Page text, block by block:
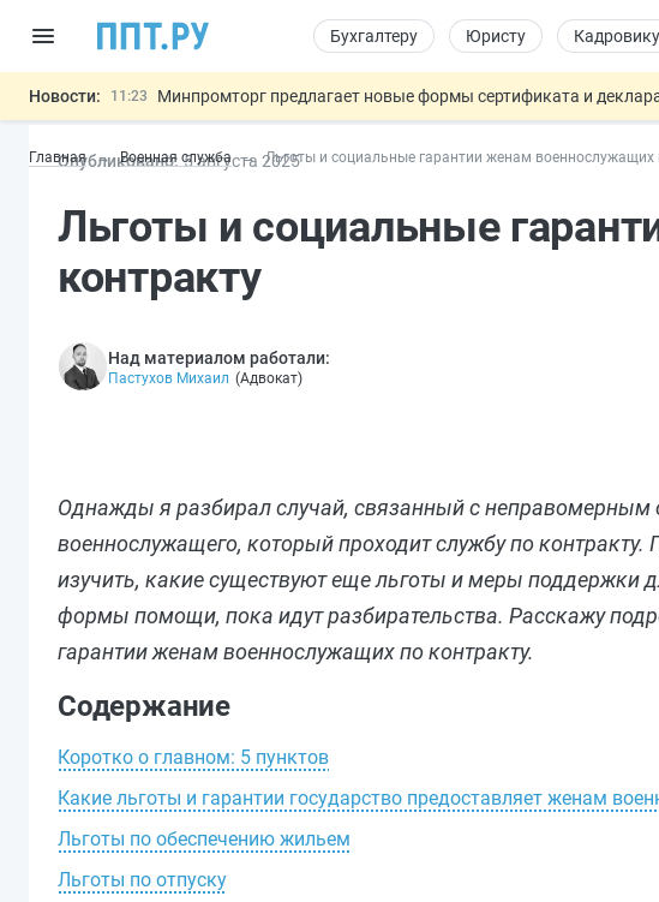
Бухгалтеру Юристу Кадровику
Новости: 11:23 Минпромторг предлагает новые формы сертификата и
00:01
6 августа: важные документы, вступающие в силу сегодня
05.08
Важно Подписан закон об упрощении госзакупок по 44-ФЗ
Главная Военная служба Льготы и социальные гарантии женам военнослужащих
Опубликовано: 5 августа 2025
Льготы и социальные
контракту
Над материалом работали:
Пастухов Михаил (Адвокат)
Однажды я разбирал случай, связанный с неправомерным
военнослужащего, который проходит службу по
изучить, какие существуют еще льготы и меры поддержки
формы помощи, пока идут разбирательства. Расскажу
гарантии женам военнослужащих по контракту.
Содержание
Коротко о главном: 5 пунктов
Какие льготы и гарантии государство предоставляет женам
Льготы по обеспечению жильем
Льготы по отпуску